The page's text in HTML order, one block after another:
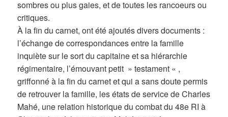
sombres ou plus gaies, et de toutes les rancoeurs ou
critiques.
À la fin du carnet, ont été ajoutés divers documents :
l’échange de correspondances entre la famille
inquiète sur le sort du capitaine et sa hiérarchie
régimentaire, l’émouvant petit » testament « ,
griffonné à la fin du carnet et qui a sans doute permis
de retrouver la famille, les états de service de Charles
Mahé, une relation historique du combat du 48e RI à